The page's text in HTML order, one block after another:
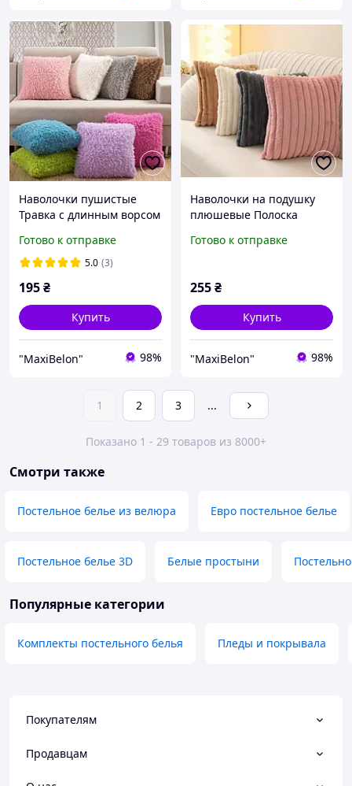
Наволочки пушистые
Травка с длинным ворсом
см разные цвета
Готово к отправке
5.0 (3)
195₴
Купить
"MaxiBelon" 98%
Наволочки на подушку
плюшевые Полоска
разные цвета
Готово к отправке
255₴
Купить
"MaxiBelon" 98%
1 2 3 ...
Показано 1 - 29 товаров из 8000+
Смотри также
Постельное белье из велюра Евро постельное белье
Постельное белье 3D Белые простыни
Популярные категории
Комплекты постельного белья Пледы и покрывала
Покупателям
Продавцам